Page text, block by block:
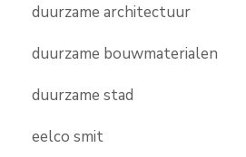
duurzame architectuur
duurzame bouwmaterialen
duurzame stad
eelco smit